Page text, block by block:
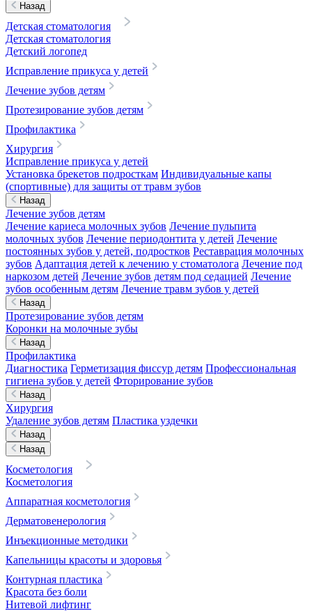
Назад
Детская стоматология
Детская стоматология
Детский логопед
Исправление прикуса у детей
Лечение зубов детям
Протезирование зубов детям
Профилактика
Хирургия
Исправление прикуса у детей
Установка брекетов подросткам Индивидуальные капы
(спортивные) для защиты от травм зубов
Назад
Лечение зубов детям
Лечение кариеса молочных зубов Лечение пульпита
молочных зубов Лечение периодонтита у детей Лечение
постоянных зубов у детей, подростков Реставрация молочных
зубов Адаптация детей к лечению у стоматолога Лечение под
наркозом детей Лечение зубов детям под седацией Лечение
зубов особенным детям Лечение травм зубов у детей
Назад
Протезирование зубов детям
Коронки на молочные зубы
Назад
Профилактика
Диагностика Герметизация фиссур детям Профессиональная
гигиена зубов у детей Фторирование зубов
Назад
Хирургия
Удаление зубов детям Пластика уздечки
Назад
Назад
Косметология
Косметология
Аппаратная косметология
Дерматовенерология
Инъекционные методики
Капельницы красоты и здоровья
Контурная пластика
Красота без боли
Нитевой лифтинг